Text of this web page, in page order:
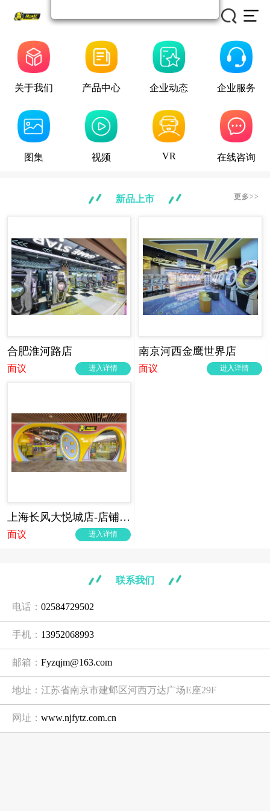
关于我们 产品中心 企业动态 企业服务
图集 视频 VR 在线咨询
新品上市 更多>>
合肥淮河路店
面议 进入详情
南京河西金鹰世界店
面议 进入详情
上海长风大悦城店-店铺实拍
面议 进入详情
联系我们
电话： 02584729502
手机： 13952068993
邮箱： Fyzqjm@163.com
地址：江苏省南京市建邺区河西万达广场E座29F
网址： www.njfytz.com.cn